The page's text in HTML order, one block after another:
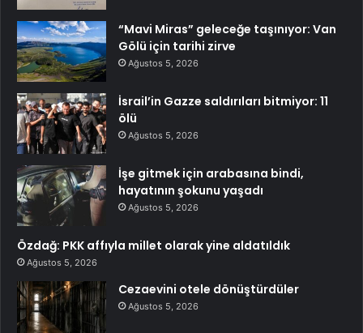
“Mavi Miras” geleceğe taşınıyor: Van
Gölü için tarihi zirve
Ağustos 5, 2026
İsrail’in Gazze saldırıları bitmiyor: 11
ölü
Ağustos 5, 2026
İşe gitmek için arabasına bindi,
hayatının şokunu yaşadı
Ağustos 5, 2026
Özdağ: PKK affıyla millet olarak yine aldatıldık
Ağustos 5, 2026
Cezaevini otele dönüştürdüler
Ağustos 5, 2026